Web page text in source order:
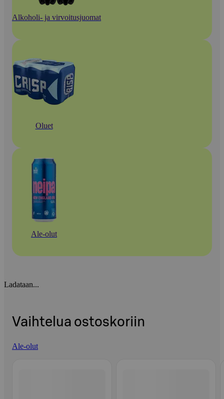
Alkoholi- ja virvoitusjuomat
Oluet
Ale-olut
Ladataan...
Vaihtelua ostoskoriin
Ale-olut